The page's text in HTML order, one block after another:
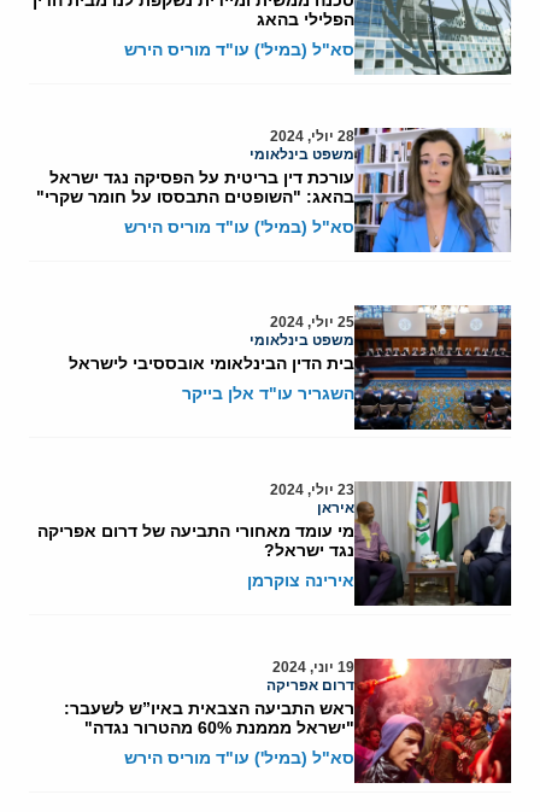
הפלילי בהאג
סא"ל (במיל') עו"ד מוריס הירש
28 יולי, 2024
משפט בינלאומי
עורכת דין בריטית על הפסיקה נגד ישראל
בהאג: "השופטים התבססו על חומר שקרי"
סא"ל (במיל') עו"ד מוריס הירש
25 יולי, 2024
משפט בינלאומי
בית הדין הבינלאומי אובססיבי לישראל
השגריר עו"ד אלן בייקר
23 יולי, 2024
איראן
מי עומד מאחורי התביעה של דרום אפריקה
נגד ישראל?
אירינה צוקרמן
19 יוני, 2024
דרום אפריקה
ראש התביעה הצבאית באיו”ש לשעבר:
"ישראל מממנת 60% מהטרור נגדה"
סא"ל (במיל') עו"ד מוריס הירש